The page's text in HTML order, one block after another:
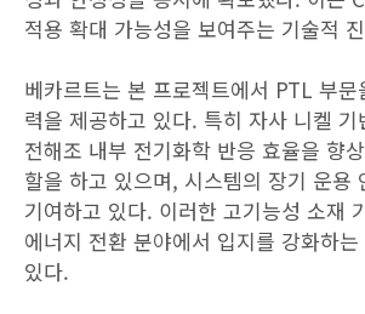
적용 확대 가능성을 보여주는 기술적
베카르트는 본 프로젝트에서 PTL 부
력을 제공하고 있다. 특히 자사 니켈
전해조 내부 전기화학 반응 효율을 향
할을 하고 있으며, 시스템의 장기 운용
기여하고 있다. 이러한 고기능성 소재
에너지 전환 분야에서 입지를 강화하
있다.